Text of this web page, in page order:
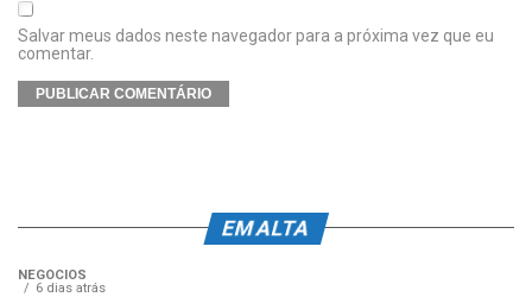
Salvar meus dados neste navegador para a próxima vez que eu
comentar.
EM ALTA
NEGÓCIOS
6 dias atrás